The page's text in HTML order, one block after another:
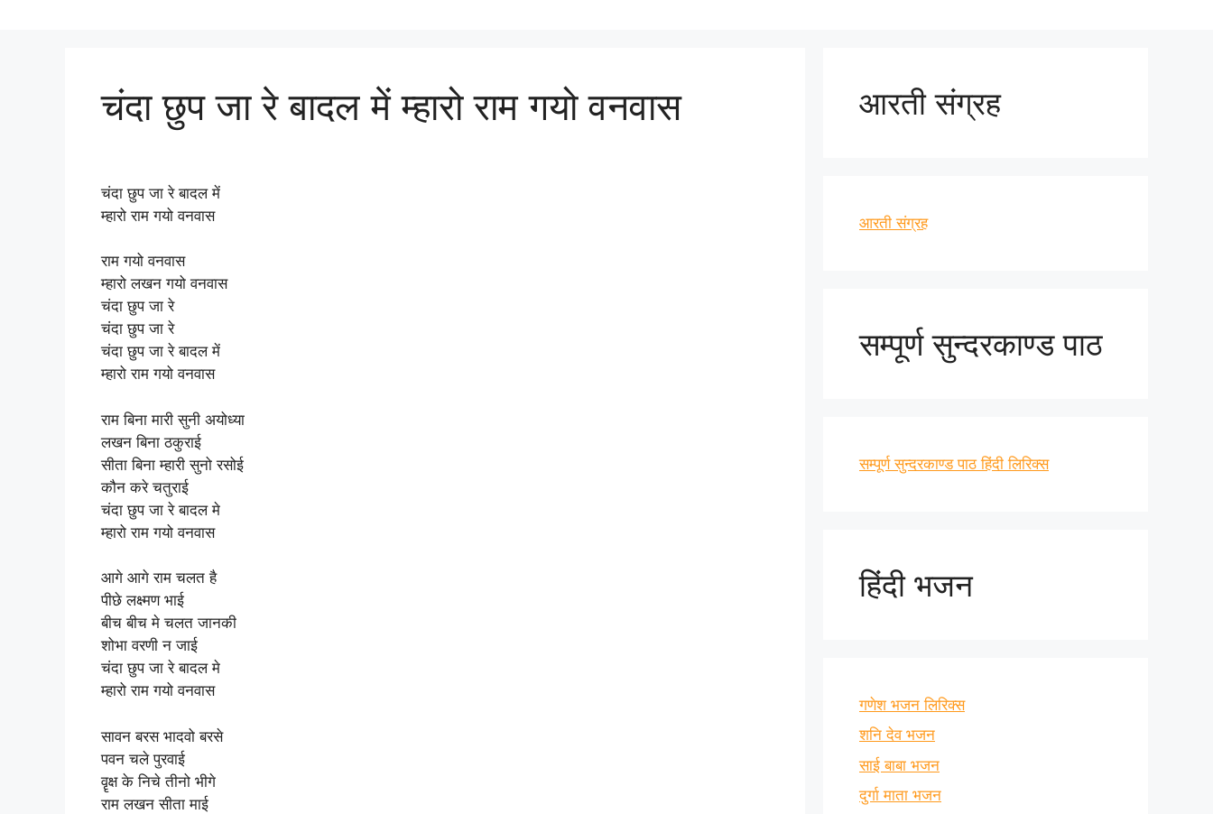
चंदा छुप जा रे बादल में म्हारो राम गयो वनवास
चंदा छुप जा रे बादल में
म्हारो राम गयो वनवास
राम गयो वनवास
म्हारो लखन गयो वनवास
चंदा छुप जा रे
चंदा छुप जा रे
चंदा छुप जा रे बादल में
म्हारो राम गयो वनवास
राम बिना मारी सुनी अयोध्या
लखन बिना ठकुराई
सीता बिना म्हारी सुनो रसोई
कौन करे चतुराई
चंदा छुप जा रे बादल मे
म्हारो राम गयो वनवास
आगे आगे राम चलत है
पीछे लक्ष्मण भाई
बीच बीच मे चलत जानकी
शोभा वरणी न जाई
चंदा छुप जा रे बादल मे
म्हारो राम गयो वनवास
सावन बरस भादवो बरसे
पवन चले पुरवाई
वॄक्ष के निचे तीनो भीगे
राम लखन सीता माई
आरती संग्रह
आरती संग्रह
सम्पूर्ण सुन्दरकाण्ड पाठ
सम्पूर्ण सुन्दरकाण्ड पाठ हिंदी लिरिक्स
हिंदी भजन
गणेश भजन लिरिक्स
शनि देव भजन
साई बाबा भजन
दुर्गा माता भजन